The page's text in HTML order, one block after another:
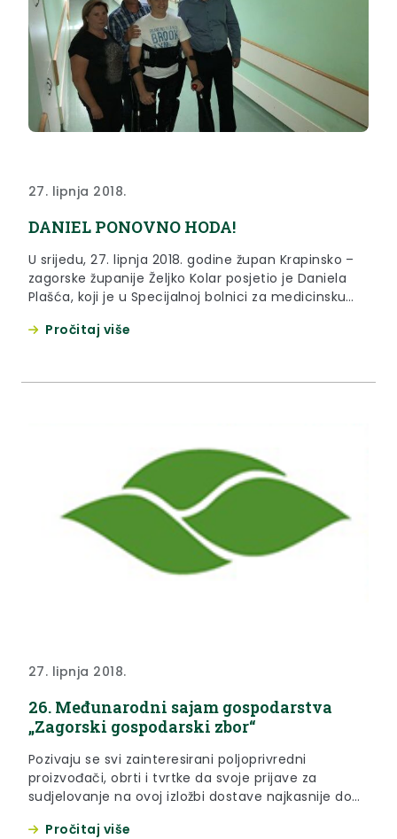
27. lipnja 2018.
DANIEL PONOVNO HODA!
U srijedu, 27. lipnja 2018. godine župan Krapinsko –
zagorske županije Željko Kolar posjetio je Daniela
Plašća, koji je u Specijalnoj bolnici za medicinsku
teorijskom i praktičnom obukom za novo robotsko
Pročitaj više
27. lipnja 2018.
26. Međunarodni sajam gospodarstva
„Zagorski gospodarski zbor“
Pozivaju se svi zainteresirani poljoprivredni
proizvođači, obrti i tvrtke da svoje prijave za
sudjelovanje na ovoj izložbi dostave najkasnije do
Pročitaj više